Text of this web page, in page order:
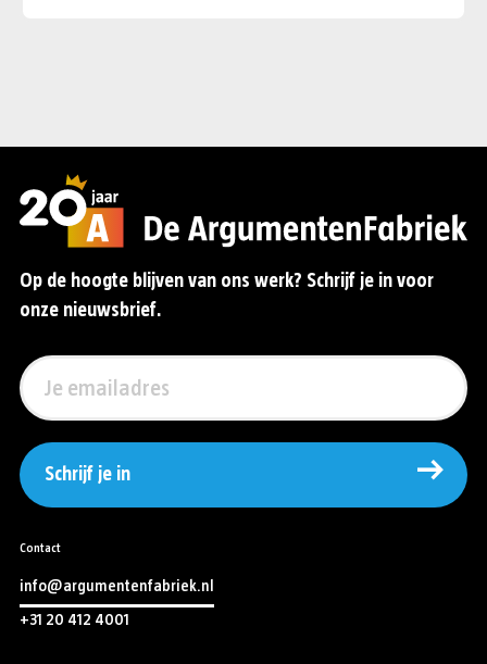
Op de hoogte blijven van ons werk? Schrijf je in voor
onze nieuwsbrief.
Schrijf je in
Contact
info@argumentenfabriek.nl
+31 20 412 4001